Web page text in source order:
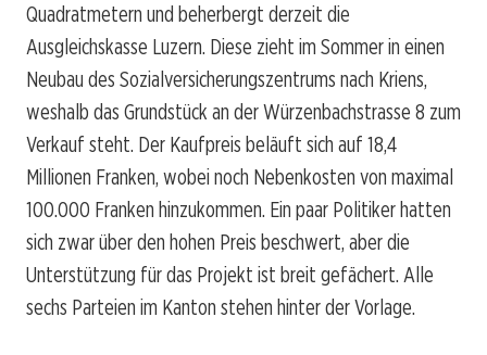
Quadratmetern und beherbergt derzeit die
Ausgleichskasse Luzern. Diese zieht im Sommer in einen
Neubau des Sozialversicherungszentrums nach Kriens,
weshalb das Grundstück an der Würzenbachstrasse 8 zum
Verkauf steht. Der Kaufpreis beläuft sich auf 18,4
Millionen Franken, wobei noch Nebenkosten von maximal
100.000 Franken hinzukommen. Ein paar Politiker hatten
sich zwar über den hohen Preis beschwert, aber die
Unterstützung für das Projekt ist breit gefächert. Alle
sechs Parteien im Kanton stehen hinter der Vorlage.